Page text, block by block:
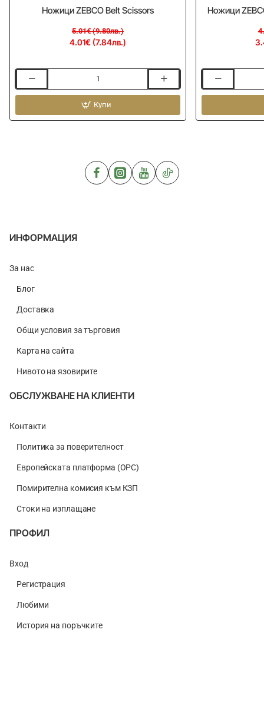
Ножици ZEBCO Belt Scissors
4.01€ (7.84лв.)
5.01€ (9.80лв.)
ZEBCO
Scissors
Купи
Ножици
ZEBCO
Folding
ИНФОРМАЦИЯ
За нас
Блог
Доставка
Общи условия за търговия
Карта на сайта
Нивото на язовирите
ОБСЛУЖВАНЕ НА КЛИЕНТИ
Контакти
Политика за поверителност
Европейската платформа (ОРС)
Помирителна комисия към КЗП
Стоки на изплащане
ПРОФИЛ
Вход
Регистрация
Любими
История на поръчките